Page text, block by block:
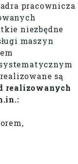
pracownicza
niezbędne
maszyn
są
realizowanych